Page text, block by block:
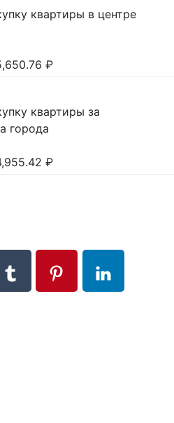
квартиры в центре
₽
квартиры за
города
₽